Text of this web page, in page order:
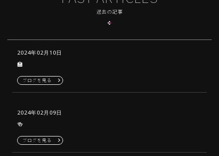
過去の記事
2024年02月10日
🏫
ブログを見る
2024年02月09日
🍻
ブログを見る